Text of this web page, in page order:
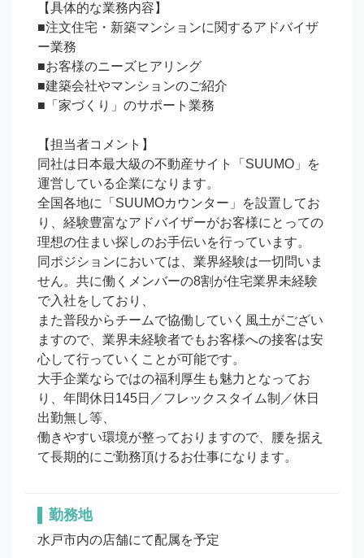
【具体的な業務内容】
■注文住宅・新築マンションに関するアドバイザ
ー業務
■お客様のニーズヒアリング
■建築会社やマンションのご紹介
■「家づくり」のサポート業務
【担当者コメント】
同社は日本最大級の不動産サイト「SUUMO」を
運営している企業になります。
全国各地に「SUUMOカウンター」を設置してお
り、経験豊富なアドバイザーがお客様にとっての
理想の住まい探しのお手伝いを行っています。
同ポジションにおいては、業界経験は一切問いま
せん。共に働くメンバーの8割が住宅業界未経験
で入社をしており、
また普段からチームで協働していく風土がござい
ますので、業界未経験者でもお客様への接客は安
心して行っていくことが可能です。
大手企業ならではの福利厚生も魅力となってお
り、年間休日145日／フレックスタイム制／休日
出勤無し等、
働きやすい環境が整っておりますので、腰を据え
て長期的にご勤務頂けるお仕事になります。
勤務地
水戸市内の店舗にて配属を予定